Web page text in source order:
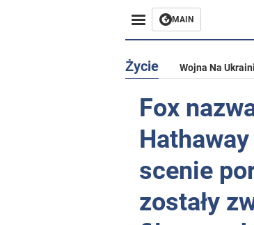
MAIN
Życie Wojna Na
Fox
scenie
zostały